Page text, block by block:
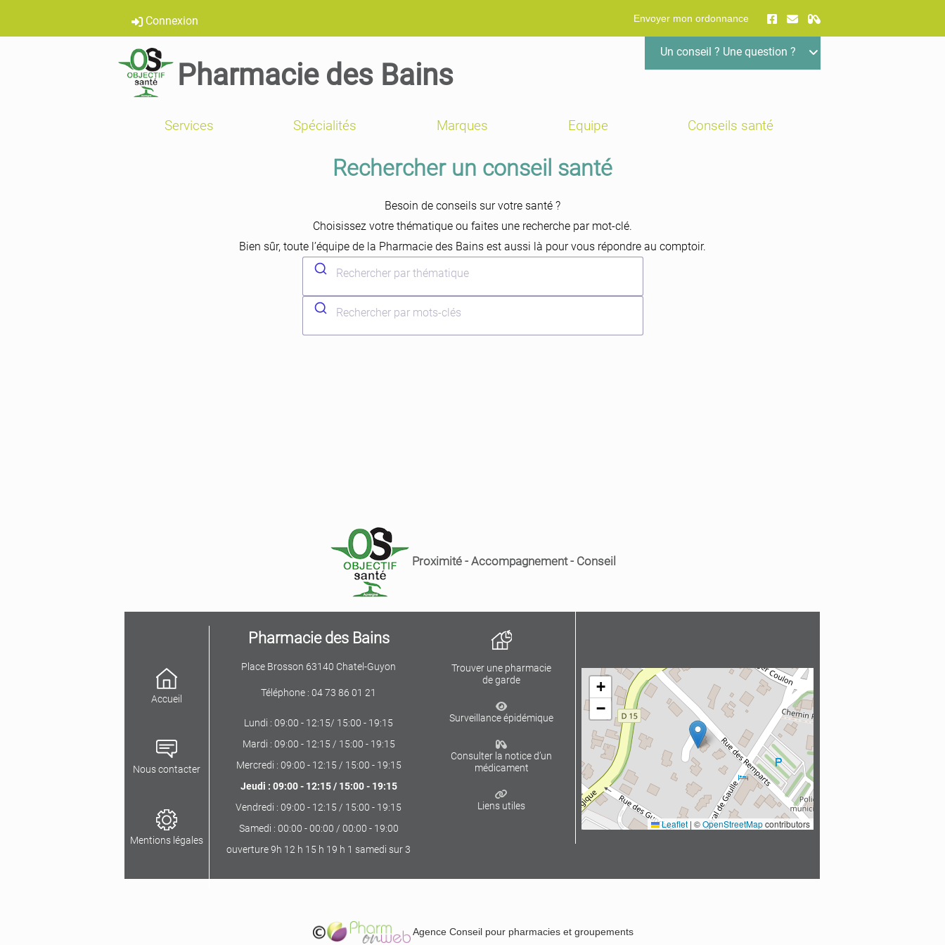
Connexion Envoyer mon ordonnance
Un conseil ? Une question ?
Pharmacie des Bains
Services Spécialités Marques Equipe Conseils santé
Rechercher un conseil santé
Besoin de conseils sur votre santé ?
Choisissez votre thématique ou faites une recherche par mot-clé.
Bien sûr, toute l’équipe de la Pharmacie des Bains est aussi là pour vous répondre au comptoir.
Proximité - Accompagnement - Conseil
Accueil
Nous contacter
Mentions légales
Pharmacie des Bains
Place Brosson 63140 Chatel-Guyon
Téléphone : 04 73 86 01 21
Lundi : 09:00 - 12:15/ 15:00 - 19:15
Mardi : 09:00 - 12:15 / 15:00 - 19:15
Mercredi : 09:00 - 12:15 / 15:00 - 19:15
Jeudi : 09:00 - 12:15 / 15:00 - 19:15
Vendredi : 09:00 - 12:15 / 15:00 - 19:15
Samedi : 00:00 - 00:00 / 00:00 - 19:00
ouverture 9h 12 h 15 h 19 h 1 samedi sur 3
Trouver une pharmacie
de garde
Surveillance épidémique
Consulter la notice d’un
médicament
Liens utiles
+
−
Leaflet | ©OpenStreetMapcontributors
Agence Conseil pour pharmacies et groupements